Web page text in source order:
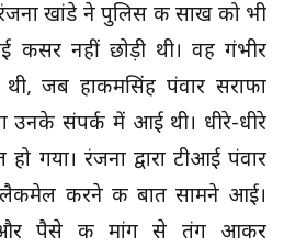
खांडे ने पुलिस की साख को भी
नहीं छोड़ी थी। वह गंभीर
जब हाकमसिंह पंवार सराफा
उनके संपर्क में आई थी। धीरे-धीरे
हो गया। रंजना द्वारा टीआई पंवार
करने की बात सामने आई।
और पैसे की मांग से तंग आकर